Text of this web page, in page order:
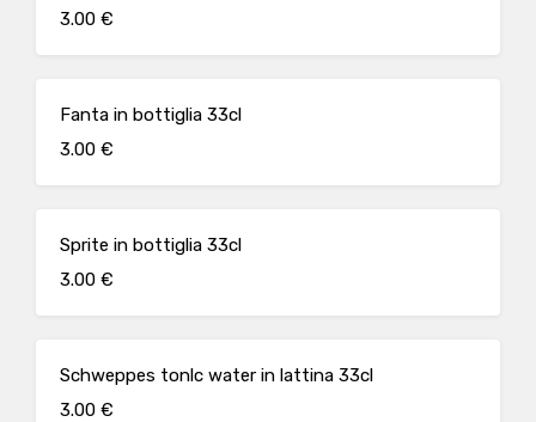
3.00 €
Fanta in bottiglia 33cl
3.00 €
Sprite in bottiglia 33cl
3.00 €
Schweppes tonlc water in lattina 33cl
3.00 €